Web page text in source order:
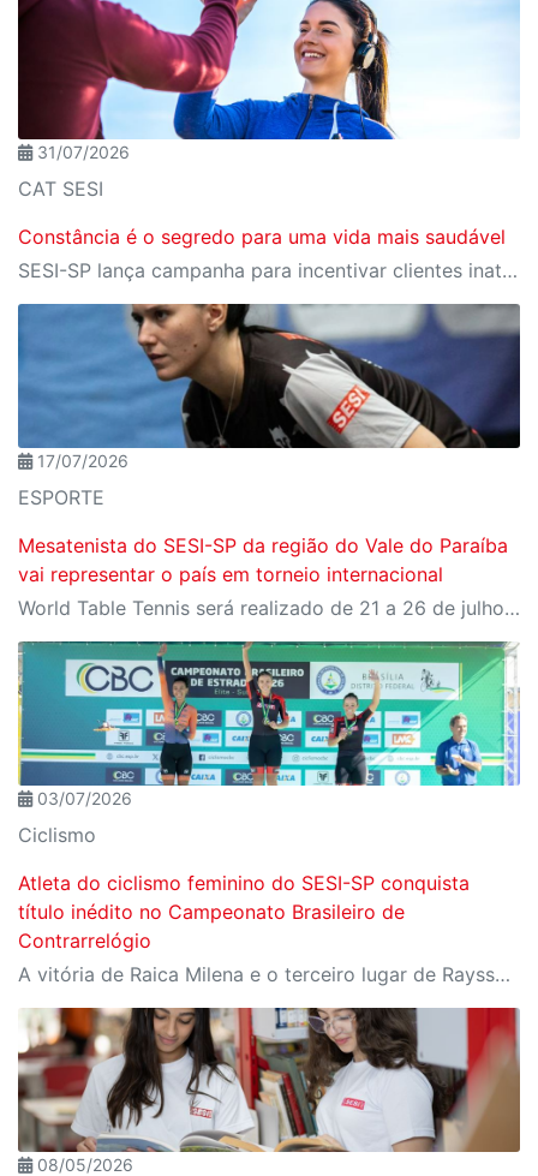
31/07/2026
CAT SESI
Constância é o segredo para uma vida mais saudável
SESI-SP lança campanha para incentivar clientes inativos a retomarem a prática de atividades físicas, esporte e lazer com benefícios exclusivos
17/07/2026
ESPORTE
Mesatenista do SESI-SP da região do Vale do Paraíba
vai representar o país em torneio internacional
World Table Tennis será realizado de 21 a 26 de julho, em São José dos Campos
03/07/2026
Ciclismo
Atleta do ciclismo feminino do SESI-SP conquista
título inédito no Campeonato Brasileiro de
Contrarrelógio
A vitória de Raica Milena e o terceiro lugar de Rayssa Andrade na categoria Sub-23 consolidam o trabalho de formação de atletas da instituição
08/05/2026